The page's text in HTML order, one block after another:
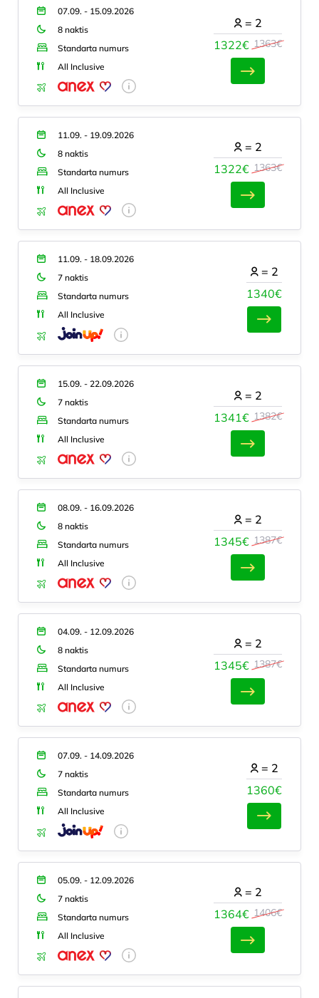
07.09. - 15.09.2026
8 naktis
Standarta numurs
All Inclusive
1322€ 1363€
= 2
11.09. - 19.09.2026
8 naktis
Standarta numurs
All Inclusive
1322€ 1363€
= 2
11.09. - 18.09.2026
7 naktis
Standarta numurs
All Inclusive
1340€
= 2
15.09. - 22.09.2026
7 naktis
Standarta numurs
All Inclusive
1341€ 1382€
= 2
08.09. - 16.09.2026
8 naktis
Standarta numurs
All Inclusive
1345€ 1387€
= 2
04.09. - 12.09.2026
8 naktis
Standarta numurs
All Inclusive
1345€ 1387€
= 2
07.09. - 14.09.2026
7 naktis
Standarta numurs
All Inclusive
1360€
= 2
05.09. - 12.09.2026
7 naktis
Standarta numurs
All Inclusive
1364€ 1406€
= 2